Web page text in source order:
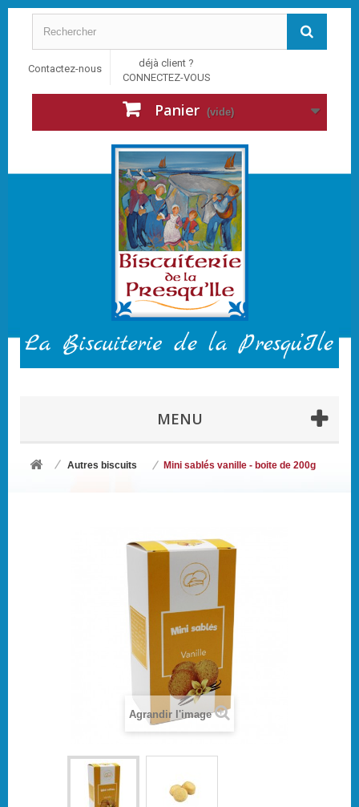
Contactez-nous
déjà client ?
CONNECTEZ-VOUS
Panier (vide)
MENU
Autres biscuits Mini sablés vanille - boite de 200g
Agrandir l'image